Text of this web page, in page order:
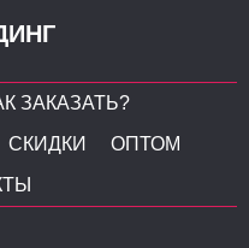
ЗАКАЗАТЬ?
СКИДКИ
ОПТОМ